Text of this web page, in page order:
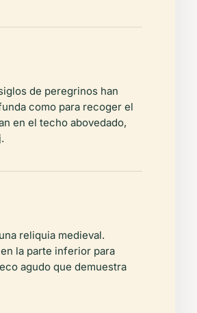
de peregrinos han
como para recoger el
en el techo abovedado,
reliquia medieval.
la parte inferior para
agudo que demuestra